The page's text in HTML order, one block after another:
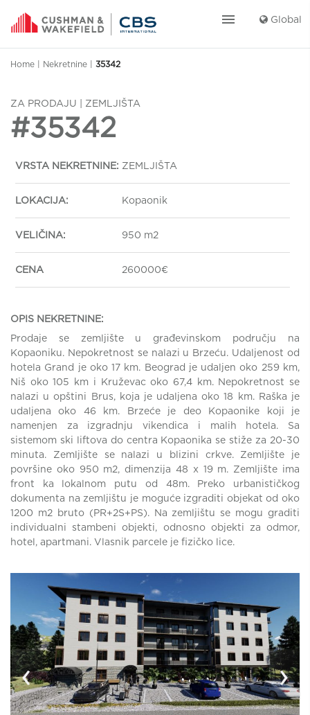
menu Global
Home Nekretnine 35342
ZA PRODAJU | ZEMLJIŠTA
#35342
VRSTA NEKRETNINE: ZEMLJIŠTA
LOKACIJA: Kopaonik
VELIČINA: 950 m2
CENA 260000€
OPIS NEKRETNINE:
Prodaje se zemljište u građevinskom području na
Kopaoniku. Nepokretnost se nalazi u Brzeću. Udaljenost od
hotela Grand je oko 17 km. Beograd je udaljen oko 259 km,
Niš oko 105 km i Kruževac oko 67,4 km. Nepokretnost se
nalazi u opštini Brus, koja je udaljena oko 18 km. Raška je
udaljena oko 46 km. Brzeće je deo Kopaonike koji je
namenjen za izgradnju vikendica i malih hotela. Sa
sistemom ski liftova do centra Kopaonika se stiže za 20-30
minuta. Zemljište se nalazi u blizini crkve. Zemljište je
površine oko 950 m2, dimenzija 48 x 19 m. Zemljište ima
front ka lokalnom putu od 48m. Preko urbanističkog
dokumenta na zemljištu je moguće izgraditi objekat od oko
1200 m2 bruto (PR+2S+PS). Na zemljištu se mogu graditi
individualni stambeni objekti, odnosno objekti za odmor,
hotel, apartmani. Vlasnik parcele je fizičko lice.
‹ ›